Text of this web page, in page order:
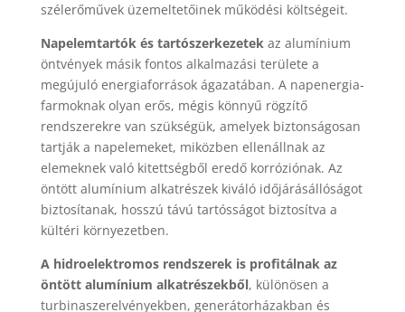
szélerőművek üzemeltetőinek működési költségeit.
Napelemtartók és tartószerkezetekaz alumínium
öntvények másik fontos alkalmazási területe a
megújuló energiaforrások ágazatában. A napenergia-
farmoknak olyan erős, mégis könnyű rögzítő
rendszerekre van szükségük, amelyek biztonságosan
tartják a napelemeket, miközben ellenállnak az
elemeknek való kitettségből eredő korróziónak. Az
öntött alumínium alkatrészek kiváló időjárásállóságot
biztosítanak, hosszú távú tartósságot biztosítva a
kültéri környezetben.
A hidroelektromos rendszerek is profitálnak az
öntött alumínium alkatrészekből, különösen a
turbinaszerelvényekben, generátorházakban és